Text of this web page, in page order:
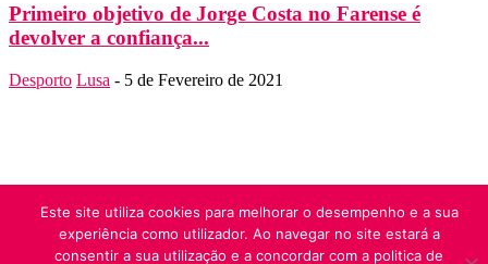
Primeiro objetivo de Jorge Costa no Farense é
devolver a confiança...
Desporto Lusa - 5 de Fevereiro de 2021
Folha do Domingo
Contato:folha.domingo@diocese-algarve.pt
SIGA-NOS
Este site utiliza cookies para melhorar o desempenho e a sua
experiência como utilizador. Ao navegar no site estará a
consentir a sua utilização e a concordar com a politica de